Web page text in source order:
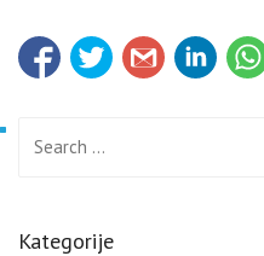
Kategorije